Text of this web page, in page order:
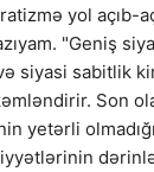
yol
"Geniş
siyasi sabitlik
Son
yetərli